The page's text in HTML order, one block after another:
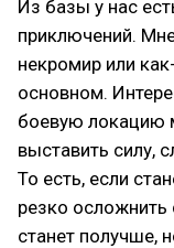
Из базы у нас
приключений.
некромир или
основном.
боевую локацию
выставить силу,
То есть, если
резко
станет получше,